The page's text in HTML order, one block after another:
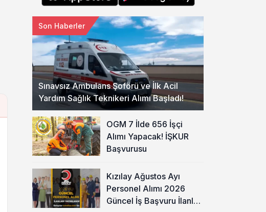
Sınavsız Ambulans Şoförü ve İlk Acil
Yardım Sağlık Teknikeri Alımı Başladı!
Son Haberler
OGM 7 İlde 656 İşçi
Alımı Yapacak! İŞKUR
Başvurusu
Kızılay Ağustos Ayı
Personel Alımı 2026
Güncel İş Başvuru İlanları